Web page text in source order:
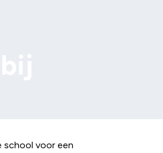
school voor een